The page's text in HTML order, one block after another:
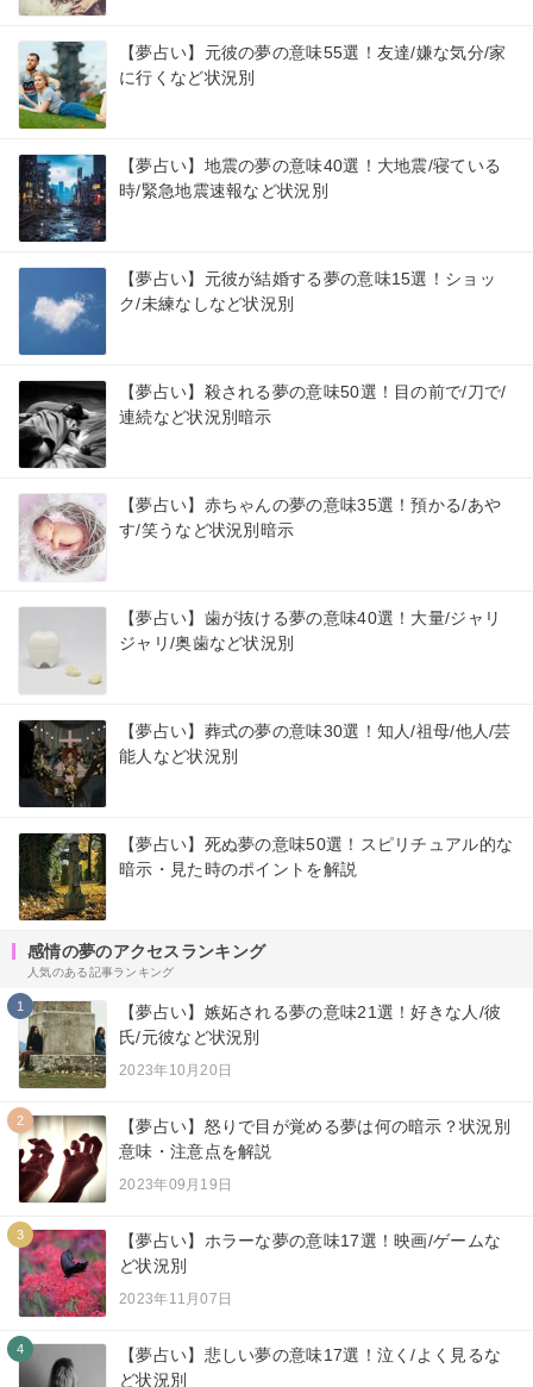
【夢占い】元彼の夢の意味55選！友達/嫌な気分/家
に行くなど状況別
【夢占い】地震の夢の意味40選！大地震/寝ている
時/緊急地震速報など状況別
【夢占い】元彼が結婚する夢の意味15選！ショッ
ク/未練なしなど状況別
【夢占い】殺される夢の意味50選！目の前で/刀で/
連続など状況別暗示
【夢占い】赤ちゃんの夢の意味35選！預かる/あや
す/笑うなど状況別暗示
【夢占い】歯が抜ける夢の意味40選！大量/ジャリ
ジャリ/奥歯など状況別
【夢占い】葬式の夢の意味30選！知人/祖母/他人/芸
能人など状況別
【夢占い】死ぬ夢の意味50選！スピリチュアル的な
暗示・見た時のポイントを解説
感情の夢のアクセスランキング
人気のある記事ランキング
1
【夢占い】嫉妬される夢の意味21選！好きな人/彼
氏/元彼など状況別
2023年10月20日
2
【夢占い】怒りで目が覚める夢は何の暗示？状況別
意味・注意点を解説
2023年09月19日
3
【夢占い】ホラーな夢の意味17選！映画/ゲームな
ど状況別
2023年11月07日
4
【夢占い】悲しい夢の意味17選！泣く/よく見るな
ど状況別